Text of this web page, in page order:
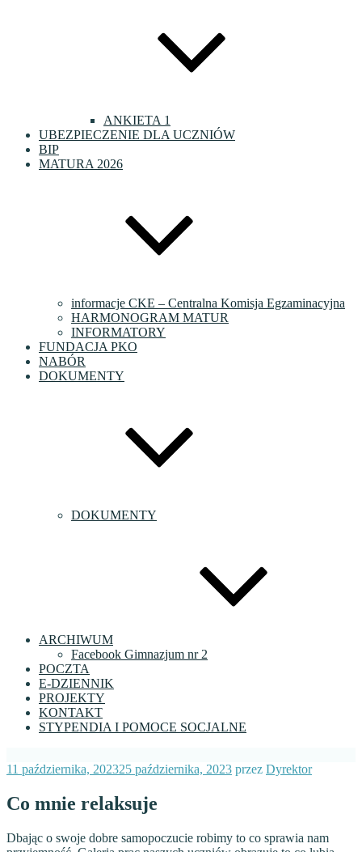
ANKIETA 1
UBEZPIECZENIE DLA UCZNIÓW
BIP
MATURA 2026
informacje CKE – Centralna Komisja Egzaminacyjna
HARMONOGRAM MATUR
INFORMATORY
FUNDACJA PKO
NABÓR
DOKUMENTY
DOKUMENTY
ARCHIWUM
Facebook Gimnazjum nr 2
POCZTA
E-DZIENNIK
PROJEKTY
KONTAKT
STYPENDIA I POMOCE SOCJALNE
Opublikowane
11 października, 202325 października, 2023 przez Dyrektor
Co mnie relaksuje
Dbając o swoje dobre samopoczucie robimy to co sprawia nam